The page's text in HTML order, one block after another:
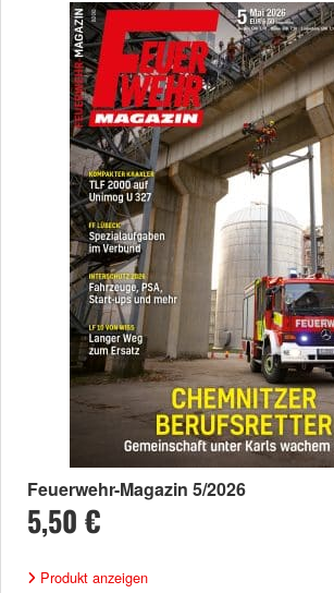
Feuerwehr-Magazin 5/2026
5,50 €
Produkt anzeigen